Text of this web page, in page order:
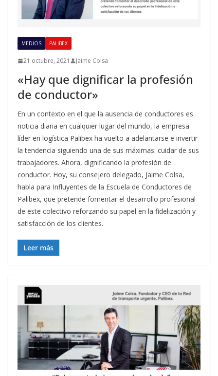
MEDIOS PALIBEX
21 octubre, 2021 Jaime Colsa
«Hay que dignificar la profesión
de conductor»
En un contexto en el que la ausencia de conductores es
noticia diaria en cualquier lugar del mundo, la empresa
líder en logística Palibex ha vuelto a adelantarse e invertir
la tendencia siguiendo una de sus máximas: cuidar de sus
trabajadores. Ahora, dignificando la profesión de
conductor. Hoy, su consejero delegado, Jaime Colsa,
habla para Influyentes de la Escuela de Conductores de
Palibex, que pretende fomentar el desarrollo profesional
de este colectivo reforzando su papel en la fidelización y
satisfacción de los clientes.
Leer más